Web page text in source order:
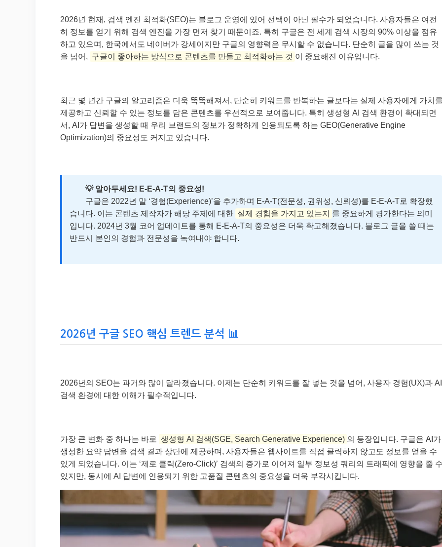
2026년 현재, 검색 엔진 최적화(SEO)는 블로그 운영에 있어 선택이 아닌 필수가 되었습니다. 사용자들은 여전
히 정보를 얻기 위해 검색 엔진을 가장 먼저 찾기 때문이죠. 특히 구글은 전 세계 검색 시장의 90% 이상을 점유
하고 있으며, 한국에서도 네이버가 강세이지만 구글의 영향력은 무시할 수 없습니다. 단순히 글을 많이 쓰는 것
을 넘어, 구글이 좋아하는 방식으로 콘텐츠를 만들고 최적화하는 것 이 중요해진 이유입니다.
최근 몇 년간 구글의 알고리즘은 더욱 똑똑해져서, 단순히 키워드를 반복하는 글보다는 실제 사용자에게 가치
제공하고 신뢰할 수 있는 정보를 담은 콘텐츠를 우선적으로 보여줍니다. 특히 생성형 AI 검색 환경이 확대되면
서, AI가 답변을 생성할 때 우리 브랜드의 정보가 정확하게 인용되도록 하는 GEO(Generative Engine
Optimization)의 중요성도 커지고 있습니다.
💡 알아두세요! E-E-A-T의 중요성!
구글은 2022년 말 ‘경험(Experience)’을 추가하며 E-A-T(전문성, 권위성, 신뢰성)를 E-E-A-T로 확장했
습니다. 이는 콘텐츠 제작자가 해당 주제에 대한 실제 경험을 가지고 있는지
를 중요하게 평가한다는 의미
입니다. 2024년 3월 코어 업데이트를 통해 E-E-A-T의 중요성은 더욱 확고해졌습니다. 블로그 글을 쓸 때는
반드시 본인의 경험과 전문성을 녹여내야 합니다.
2026년 구글 SEO 핵심 트렌드 분석 📊
2026년의 SEO는 과거와 많이 달라졌습니다. 이제는 단순히 키워드를 잘 넣는 것을 넘어, 사용자 경험(UX)과 AI
검색 환경에 대한 이해가 필수적입니다.
가장 큰 변화 중 하나는 바로 생성형 AI 검색(SGE, Search Generative Experience) 의 등장입니다. 구글은 AI가
생성한 요약 답변을 검색 결과 상단에 제공하며, 사용자들은 웹사이트를 직접 클릭하지 않고도 정보를 얻을 수
있게 되었습니다. 이는 ‘제로 클릭(Zero-Click)’ 검색의 증가로 이어져 일부 정보성 쿼리의 트래픽에 영향을 줄
있지만, 동시에 AI 답변에 인용되기 위한 고품질 콘텐츠의 중요성을 더욱 부각시킵니다.